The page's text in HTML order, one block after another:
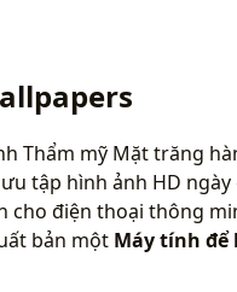
Thẩm mỹ Mặt trăng
tập hình ảnh HD
điện thoại thông
bản một Máy tính để